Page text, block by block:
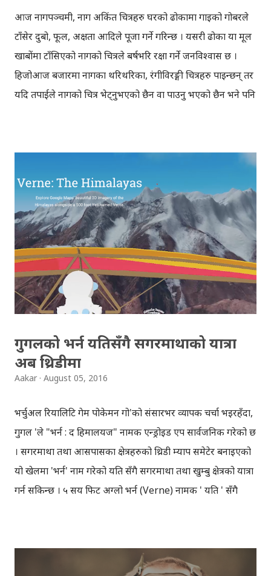
आज नागपञ्चमी, नाग अकिंत चित्रहरु घरको ढोकामा गाइको गोबरले
टाँसेर दुबो, फूल, अक्षता आदिले पूजा गर्ने गरिन्छ । यसरी ढोका या मूल
खाबाेंमा टाँसिएको नागको चित्रले बर्षभरि रक्षा गर्ने जनविश्वास छ ।
हिजोआज बजारमा नागका थरिथरिका, रंगीविरङ्गी चित्रहरु पाइन्छन् तर
यदि तपाईले नागको चित्र भेट्नुभएको छैन वा पाउनु भएको छैन भने पनि
) बनाउँदै जानुस् । पहिलो लहरमा एउटा, दोस्रोमा दुईवटा, तेस्रोमा ३ वटा,
'ब्र्याकेट' बनाउनुस् । त्यसपछि माथिल्लो र तल्लो लहरका ब्राकेटहरु
आपसमा छड्के तरिकाले जोड्दै जानुस् । यति गरिसकेपछि, टाउको र
पुच्छर बनाउनुस् । तपाईको नाग तयार हुन्छ, यसलाई अझ रंगरोगन गरेर,
राम्रो बनाउन सक्नुहुन्छ । विस्तृत विवरणको लागि तलको यो भिडियो
हेर्नुस् । नाग पञ्चमी के हो? कसरी मनाइन्छ? ( हाम्रो पात्रो बाट साभार)
आज नाग पञ्चमी, अब बिस्तारै बर्षा ओरालो लाग्दैछ, चाडवाडहरुको
मौ...
गुगलको भर्न यतिसँगै सगरमाथाको यात्रा
अब थ्रिडीमा
Aakar August 05, 2016
भर्चुअल रियालिटि गेम पोकेमन गो'को संसारभर व्यापक चर्चा भइरहँदा,
गुगल 'ले "भर्न : द हिमालयज" नामक एन्ड्रोइड एप सार्वजनिक गरेको छ
। सगरमाथा तथा आसपासका क्षेत्रहरुको थ्रिडी म्याप समेटेर बनाइएको
यो खेलमा 'भर्न' नाम गरेको यति सँगै सगरमाथा तथा खुम्बु क्षेत्रको यात्रा
गर्न सकिन्छ । ५ सय फिट अग्लो भर्न (Verne) नामक ' यति ' सँगै
हिमालको माथि माथि उड्न सकिन्छ । थ्रिडीमा सगरमाथा तथा
आसपासका हिमाल, बजार, गुम्बा, ताल, जिवजन्तु आदिबारे यो एपबाट